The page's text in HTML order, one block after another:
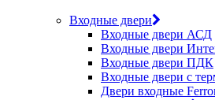
Входные двери
Входные двери АСД
Входные двери
Входные двери ПДК
Входные двери с
Двери входные